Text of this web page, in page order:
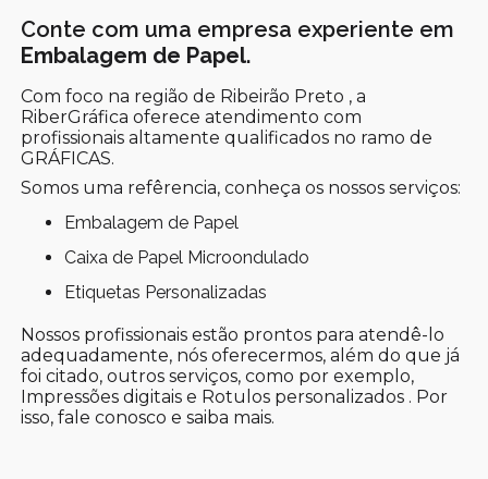
Conte com uma empresa experiente em
Embalagem de Papel.
Com foco na região de Ribeirão Preto , a
RiberGráfica oferece atendimento com
profissionais altamente qualificados no ramo de
GRÁFICAS.
Somos uma refêrencia, conheça os nossos serviços:
Embalagem de Papel
Caixa de Papel Microondulado
Etiquetas Personalizadas
Nossos profissionais estão prontos para atendê-lo
adequadamente, nós oferecermos, além do que já
foi citado, outros serviços, como por exemplo,
Impressões digitais e Rotulos personalizados . Por
isso, fale conosco e saiba mais.